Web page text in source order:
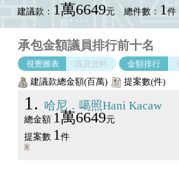
建議款： 1萬6649元 總件數： 1件
承包金額議員排行前十名
視覺圖表 議員資料 金額排行
建議款總金額(百萬) 提案數(件)
1 哈尼．噶照Hani Kacaw
總金額 1萬6649元
提案數 1件